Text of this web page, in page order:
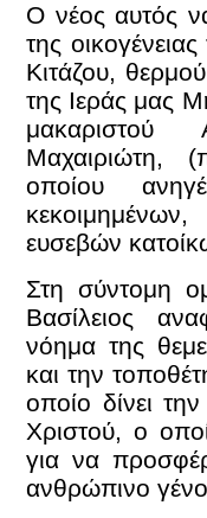
Ο νέος αυτός
της
Κιτάζου,
της Ιεράς μας
μακαριστού
Μαχαιριώτη,
οποίου
ευσεβών
Στη σύντομη
Βασίλειος
νόημα της
και την
οποίο δίνει
Χριστού, ο
για να
ανθρώπινο